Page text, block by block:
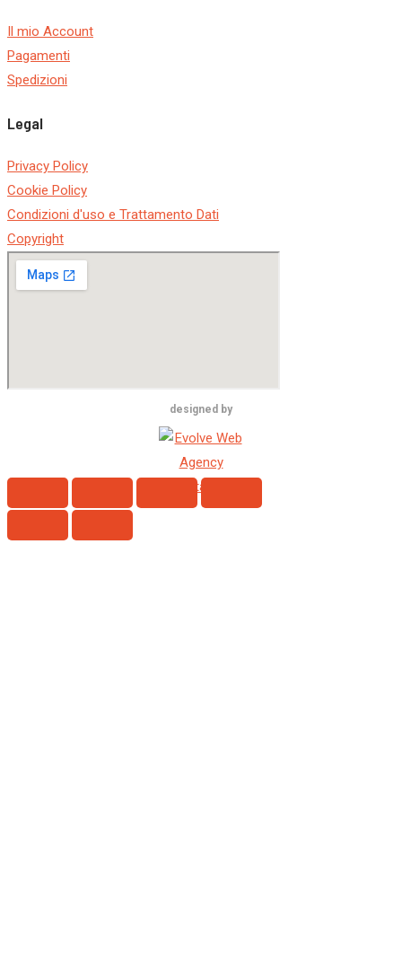
Il mio Account
Pagamenti
Spedizioni
Legal
Privacy Policy
Cookie Policy
Condizioni d'uso e Trattamento Dati
Copyright
designed by